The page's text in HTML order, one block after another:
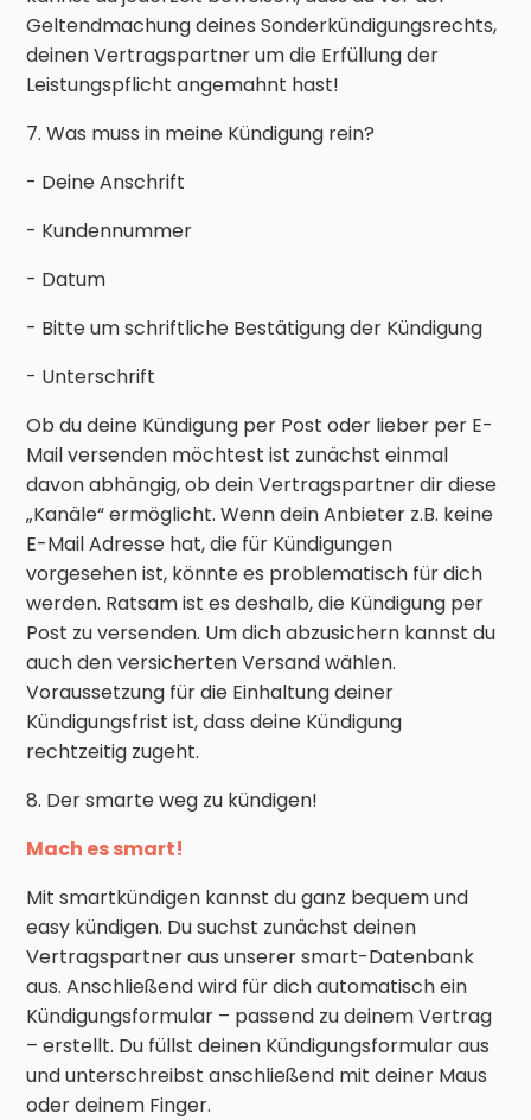
Geltendmachung deines Sonderkündigungsrechts,
deinen Vertragspartner um die Erfüllung der
Leistungspflicht angemahnt hast!
7. Was muss in meine Kündigung rein?
- Deine Anschrift
- Kundennummer
- Datum
- Bitte um schriftliche Bestätigung der Kündigung
- Unterschrift
Ob du deine Kündigung per Post oder lieber per E-
Mail versenden möchtest ist zunächst einmal
davon abhängig, ob dein Vertragspartner dir diese
„Kanäle“ ermöglicht. Wenn dein Anbieter z.B. keine
E-Mail Adresse hat, die für Kündigungen
vorgesehen ist, könnte es problematisch für dich
werden. Ratsam ist es deshalb, die Kündigung per
Post zu versenden. Um dich abzusichern kannst du
auch den versicherten Versand wählen.
Voraussetzung für die Einhaltung deiner
Kündigungsfrist ist, dass deine Kündigung
rechtzeitig zugeht.
8. Der smarte weg zu kündigen!
Mach es smart!
Mit smartkündigen kannst du ganz bequem und
easy kündigen. Du suchst zunächst deinen
Vertragspartner aus unserer smart-Datenbank
aus. Anschließend wird für dich automatisch ein
Kündigungsformular – passend zu deinem Vertrag
– erstellt. Du füllst deinen Kündigungsformular aus
und unterschreibst anschließend mit deiner Maus
oder deinem Finger.